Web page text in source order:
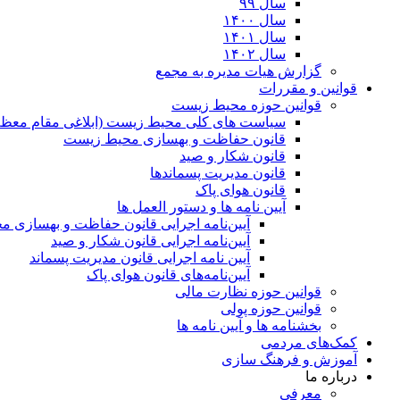
سال ۹۹
سال ۱۴۰۰
سال ۱۴۰۱
سال ۱۴۰۲
گزارش هیات مدیره به مجمع
قوانین و مقررات
قوانین حوزه محیط زیست
ﺳﯿﺎﺳﺖ ﻫﺎی ﮐﻠﯽ ﻣﺤﯿﻂ زﯾﺴﺖ (ابلاغی مقام
قانون حفاظت و بهسازی محیط زیست
قانون شکار و صید
قانون مدیریت پسماندها
قانون هوای پاک
آیین نامه ها و دستور العمل ها
آیین‌نامه اجرایی قانون حفاظت و
آیین‌نامه اجرایی قانون شکار و صید
آیین نامه اجرایی قانون مدیریت پسماند
آیین‌نامه‌های قانون هوای پاک
قوانین حوزه نظارت مالی
قوانین حوزه پولی
بخشنامه ها و آیین نامه ها
کمک‌های مردمی
آموزش و فرهنگ سازی
درباره ما
معرفی